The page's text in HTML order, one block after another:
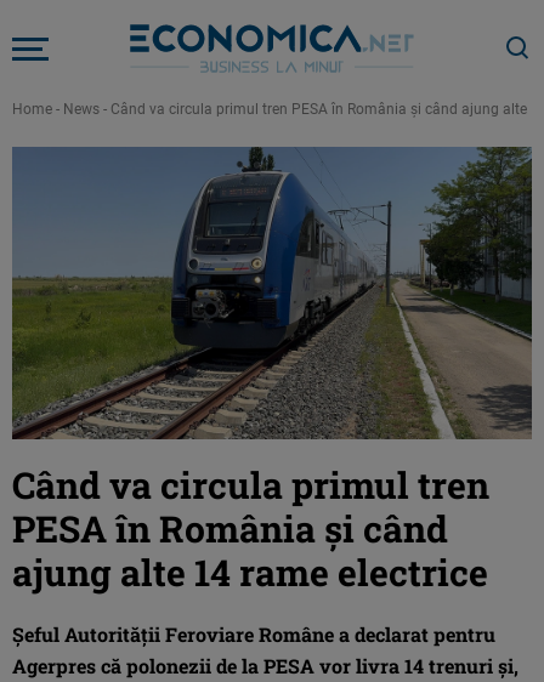
Home - News - Când va circula primul tren PESA în România şi când ajung alte
Când va circula primul tren
PESA în România şi când
ajung alte 14 rame electrice
Şeful Autorităţii Feroviare Române a declarat pentru
Agerpres că polonezii de la PESA vor livra 14 trenuri şi,